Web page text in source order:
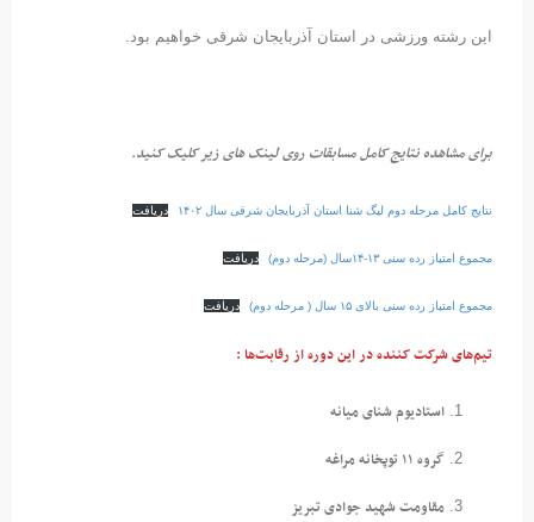
این رشته ورزشی در استان آذربایجان شرقی خواهیم بود.
برای مشاهده نتایج کامل مسابقات روی لینک های زیر کلیک کنید.
نتایج کامل مرحله دوم لیگ شنا استان آذربایجان شرقی سال ۱۴۰۲ دریافت
مجموع امتیاز رده سنی ۱۳-۱۴سال (مرحله دوم) دریافت
مجموع امتیاز رده سنی بالای ۱۵ سال ( مرحله دوم) دریافت
تیم‌های شرکت کننده در این دوره از رقابت‌ها :
استادیوم شنای میانه
گروه ۱۱ توپخانه مراغه
مقاومت شهید جوادی تبریز